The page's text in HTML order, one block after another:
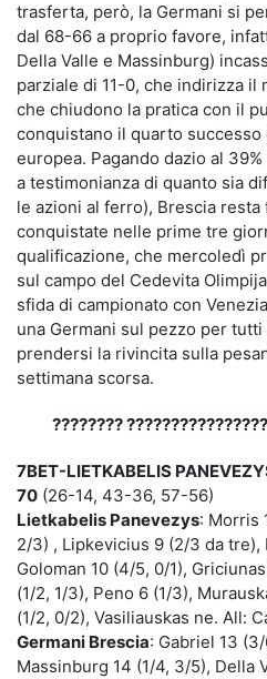
trasferta, però, la Germani si
dal 68-66 a proprio favore,
Della Valle e Massinburg)
parziale di 11-0, che indirizza il
che chiudono la pratica con il
conquistano il quarto
europea. Pagando dazio al
a testimonianza di quanto sia
le azioni al ferro), Brescia
conquistate nelle prime tre
qualificazione, che mercoledì
sul campo del Cedevita
sfida di campionato con
una Germani sul pezzo per tutti
prendersi la rivincita sulla
settimana scorsa.
????????
7BET-LIETKABELIS
70 (26-14, 43-36, 57-56)
Lietkabelis Panevezys: Morris
2/3) , Lipkevicius 9 (2/3 da tre),
Goloman 10 (4/5, 0/1),
(1/2, 1/3), Peno 6 (1/3),
(1/2, 0/2), Vasiliauskas ne. All:
Germani Brescia: Gabriel 13
Massinburg 14 (1/4, 3/5), Della